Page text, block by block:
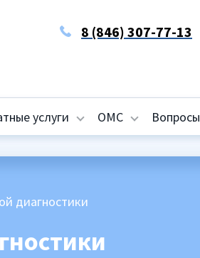
8 (846) 307-77-13
услуги ОМС Вопросы
диагностики